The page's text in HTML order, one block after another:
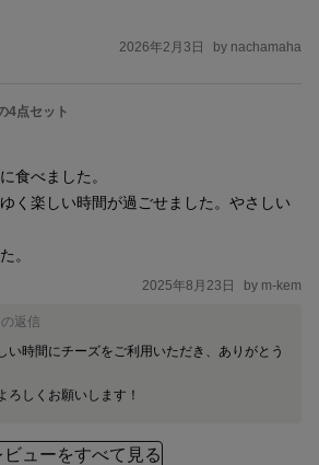
2026年2月3日 by nachamaha
4点セット
食べました。
く楽しい時間が過ごせました。やさしい
。
2025年8月23日 by m-kem
返信
い時間にチーズをご利用いただき、ありがとう
ろしくお願いします！
ビューをすべて見る